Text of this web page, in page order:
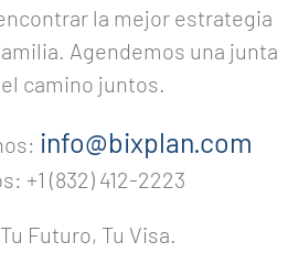
la mejor estrategia
Agendemos una junta
camino juntos.
info@bixplan.com
+1 (832) 412-2223
Futuro, Tu Visa.